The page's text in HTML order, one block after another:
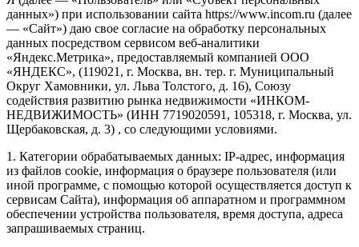
данных») при использовании сайта https://www.incom.ru (далее
— «Сайт») даю свое согласие на обработку персональных
данных посредством сервисом веб-аналитики
«Яндекс.Метрика», предоставляемый компанией ООО
«ЯНДЕКС», (119021, г. Москва, вн. тер. г. Муниципальный
Округ Хамовники, ул. Льва Толстого, д. 16), Союзу
содействия развитию рынка недвижимости «ИНКОМ-
НЕДВИЖИМОСТЬ» (ИНН 7719020591, 105318, г. Москва, ул.
Щербаковская, д. 3) , со следующими условиями.
1. Категории обрабатываемых данных: IP-адрес, информация
из файлов cookie, информация о браузере пользователя (или
иной программе, с помощью которой осуществляется доступ к
сервисам Сайта), информация об аппаратном и программном
обеспечении устройства пользователя, время доступа, адреса
запрашиваемых страниц.